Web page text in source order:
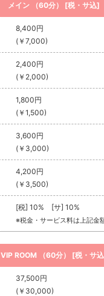
メイン （60分） [税・サ込]
8,400円
(￥7,000)
2,400円
(￥2,000)
1,800円
(￥1,500)
3,600円
(￥3,000)
4,200円
(￥3,500)
[税] 10% [サ] 10%
※税金・サービス料は上記金
VIP ROOM （60分） [税・サ
37,500円
(￥30,000)